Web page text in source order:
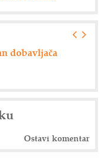
dobavljača
Ostavi komentar